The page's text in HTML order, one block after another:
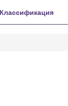
Классификация